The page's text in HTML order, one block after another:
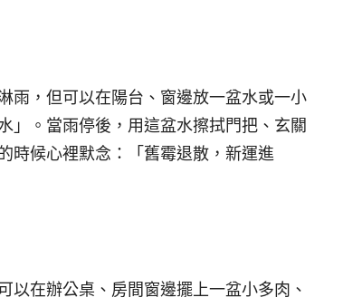
雨，但可以在陽台、窗邊放一盆水或一小
」。當雨停後，用這盆水擦拭門把、玄關
時候心裡默念：「舊霉退散，新運進
以在辦公桌、房間窗邊擺上一盆小多肉、